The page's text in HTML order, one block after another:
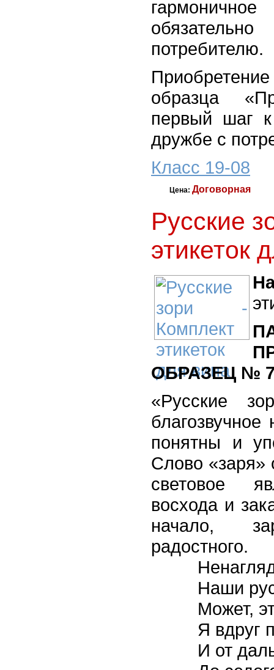
потребителю.
образца
первый шаг
дружбе с
Класс 19-08
Цена: Договорная
Русские
этикеток
ОБРАЗЕЦ №
«Русские
понятны и
Слово «заря»
световое
восхода и
начало,
радостного.
Наши
Может,
Я вдруг
И от